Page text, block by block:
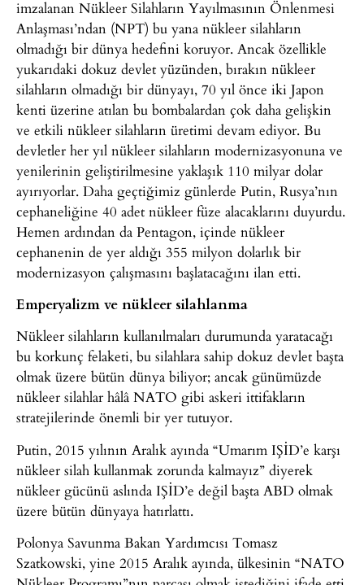
imzalanan Nükleer Silahların Yayılmasının Önlenmesi
Anlaşması’ndan (NPT) bu yana nükleer silahların
olmadığı bir dünya hedefini koruyor. Ancak özellikle
yukarıdaki dokuz devlet yüzünden, bırakın nükleer
silahların olmadığı bir dünyayı, 70 yıl önce iki Japon
kenti üzerine atılan bu bombalardan çok daha gelişkin
ve etkili nükleer silahların üretimi devam ediyor. Bu
devletler her yıl nükleer silahların modernizasyonuna ve
yenilerinin geliştirilmesine yaklaşık 110 milyar dolar
ayırıyorlar. Daha geçtiğimiz günlerde Putin, Rusya’nın
cephaneliğine 40 adet nükleer füze alacaklarını duyurdu.
Hemen ardından da Pentagon, içinde nükleer
cephanenin de yer aldığı 355 milyon dolarlık bir
modernizasyon çalışmasını başlatacağını ilan etti.
Emperyalizm ve nükleer silahlanma
Nükleer silahların kullanılmaları durumunda yaratacağı
bu korkunç felaketi, bu silahlara sahip dokuz devlet başta
olmak üzere bütün dünya biliyor; ancak günümüzde
nükleer silahlar hâlâ NATO gibi askeri ittifakların
stratejilerinde önemli bir yer tutuyor.
Putin, 2015 yılının Aralık ayında “Umarım IŞİD’e karşı
nükleer silah kullanmak zorunda kalmayız” diyerek
nükleer gücünü aslında IŞİD’e değil başta ABD olmak
üzere bütün dünyaya hatırlattı.
Polonya Savunma Bakan Yardımcısı Tomasz
Szatkowski, yine 2015 Aralık ayında, ülkesinin “NATO